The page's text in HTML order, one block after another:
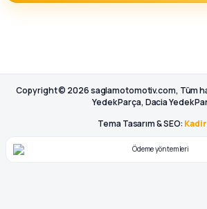
Copyright © 2026 saglamotomotiv.com, Tüm
Yedek Parça, Dacia Yedek
Tema Tasarım & SEO: